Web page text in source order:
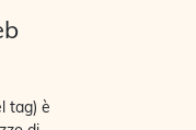
tag) è